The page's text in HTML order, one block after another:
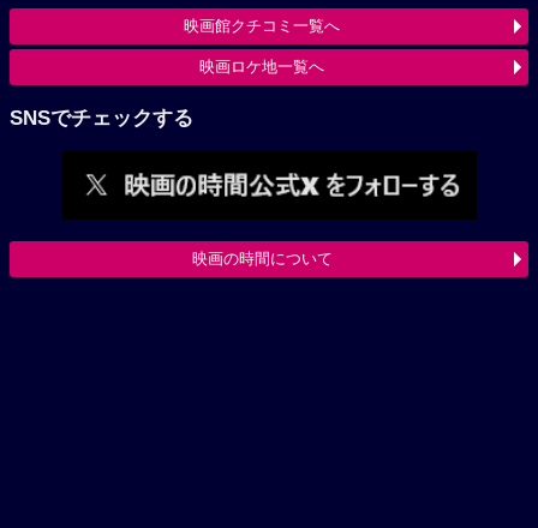
映画館クチコミ一覧へ
映画ロケ地一覧へ
SNSでチェックする
映画の時間について